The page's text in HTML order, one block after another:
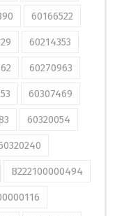
60166522
60214353
60270963
60307469
60320054
B222100000494